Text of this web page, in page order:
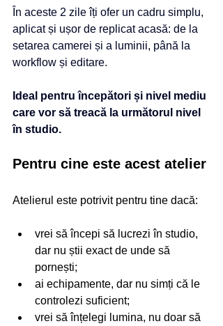
În aceste 2 zile îți ofer un cadru simplu,
aplicat și ușor de replicat acasă: de la
setarea camerei și a luminii, până la
workflow și editare.
Ideal pentru începători și nivel mediu
care vor să treacă la următorul nivel
în studio.
Pentru cine este acest atelier
Atelierul este potrivit pentru tine dacă:
vrei să începi să lucrezi în studio,
dar nu știi exact de unde să
pornești;
ai echipamente, dar nu simți că le
controlezi suficient;
vrei să înțelegi lumina, nu doar să